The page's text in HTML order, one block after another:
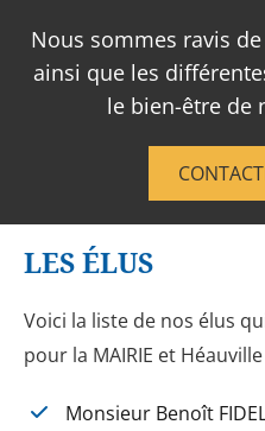
Nous sommes ravis
ainsi que les
le bien-être de
LES ÉLUS
Voici la liste de nos élus
pour la MAIRIE et Héauville
Monsieur Benoît